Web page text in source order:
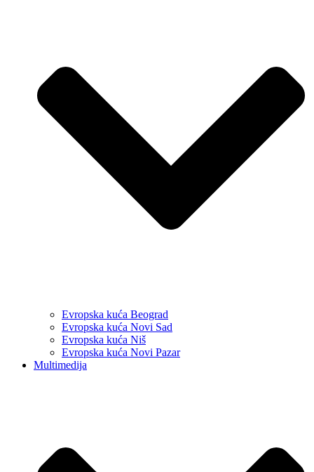
Evropska kuća Beograd
Evropska kuća Novi Sad
Evropska kuća Niš
Evropska kuća Novi Pazar
Multimedija